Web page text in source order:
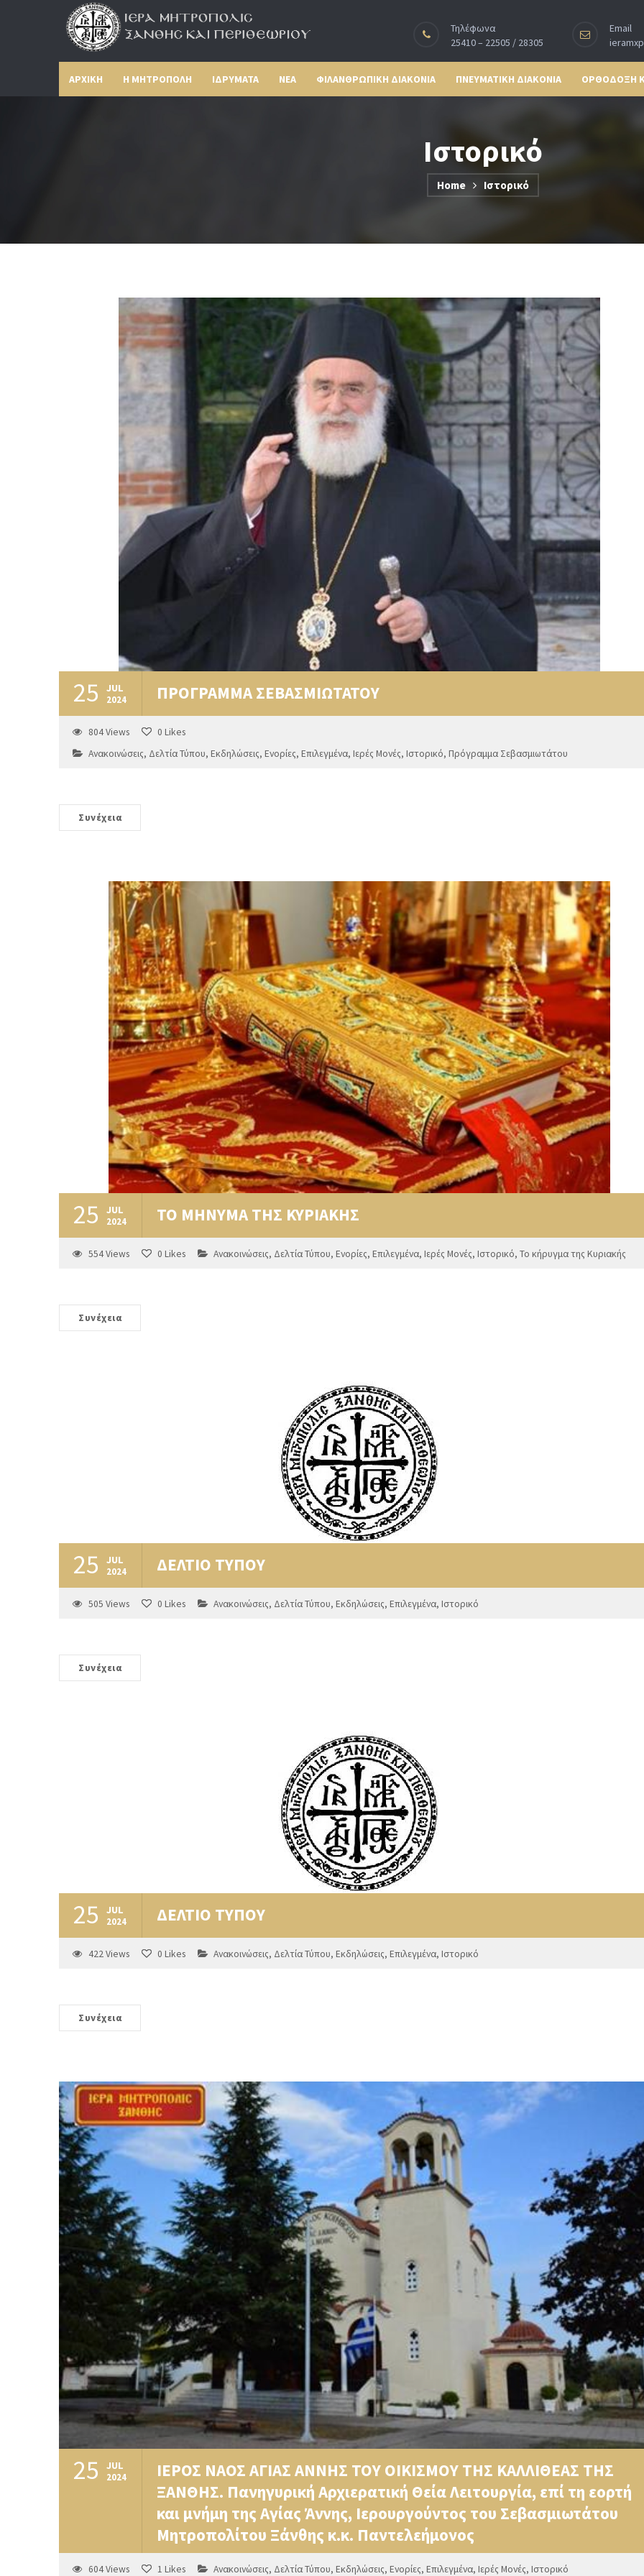
Τηλέφωνα
25410 – 22505 / 28305
Email
ΑΡΧΙΚΗ Η ΜΗΤΡΟΠΟΛΗ ΙΔΡΥΜΑΤΑ ΝΕΑ ΦΙΛΑΝΘΡΩΠΙΚΗ ΔΙΑΚΟΝΙΑ ΠΝΕΥΜΑΤΙΚΗ ΔΙΑΚΟΝΙΑ ΟΡΘΟΔΟΞΗ
Ιστορικό
Home Ιστορικό
25 JUL
2024 ΠΡΟΓΡΑΜΜΑ ΣΕΒΑΣΜΙΩΤΑΤΟΥ
804Views 0 Likes
Ανακοινώσεις, Δελτία Τύπου, Εκδηλώσεις, Ενορίες, Επιλεγμένα, Ιερές Μονές, Ιστορικό, Πρόγραμμα Σεβασμιωτάτου
Συνέχεια
25 JUL
2024 ΤΟ ΜΗΝΥΜΑ ΤΗΣ ΚΥΡΙΑΚΗΣ
554Views 0 Likes Ανακοινώσεις, Δελτία Τύπου, Ενορίες, Επιλεγμένα, Ιερές Μονές, Ιστορικό, Το κήρυγμα της Κυριακής
Συνέχεια
25 JUL
2024 ΔΕΛΤΙΟ ΤΥΠΟΥ
505 Views 0 Likes Ανακοινώσεις, Δελτία Τύπου, Εκδηλώσεις, Επιλεγμένα, Ιστορικό
Συνέχεια
25 JUL
2024 ΔΕΛΤΙΟ ΤΥΠΟΥ
422Views 0 Likes Ανακοινώσεις, Δελτία Τύπου, Εκδηλώσεις, Επιλεγμένα, Ιστορικό
Συνέχεια
25 JUL
2024
ΙΕΡΟΣ ΝΑΟΣ ΑΓΙΑΣ ΑΝΝΗΣ ΤΟΥ ΟΙΚΙΣΜΟΥ ΤΗΣ ΚΑΛΛΙΘΕΑΣ ΤΗΣ
ΞΑΝΘΗΣ. Πανηγυρική Αρχιερατική Θεία Λειτουργία, επί τη εορτή
και μνήμη της Αγίας Άννης, Ιερουργούντος του Σεβασμιωτάτου
Μητροπολίτου Ξάνθης κ.κ. Παντελεήμονος
604Views 1 Likes Ανακοινώσεις, Δελτία Τύπου, Εκδηλώσεις, Ενορίες, Επιλεγμένα, Ιερές Μονές, Ιστορικό